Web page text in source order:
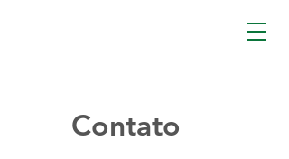
Contato